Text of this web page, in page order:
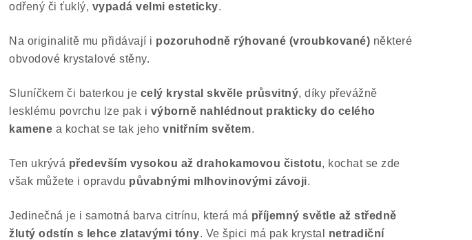
odřený či ťuklý, vypadá velmi esteticky.
Na originalitě mu přidávají i pozoruhodně rýhované (vroubkované) některé
obvodové krystalové stěny.
Sluníčkem či baterkou je celý krystal skvěle průsvitný, díky převážně
lesklému povrchu lze pak i výborně nahlédnout prakticky do celého
kamene a kochat se tak jeho vnitřním světem.
Ten ukrývá především vysokou až drahokamovou čistotu, kochat se zde
však můžete i opravdu půvabnými mlhovinovými závoji.
Jedinečná je i samotná barva citrínu, která má příjemný světle až středně
žlutý odstín s lehce zlatavými tóny. Ve špici má pak krystal netradiční